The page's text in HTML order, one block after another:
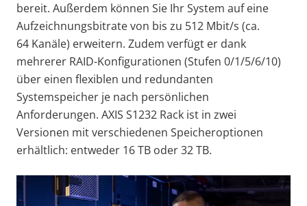
bereit. Außerdem können Sie Ihr System auf eine
Aufzeichnungsbitrate von bis zu 512 Mbit/s (ca.
64 Kanäle) erweitern. Zudem verfügt er dank
mehrerer RAID-Konfigurationen (Stufen 0/1/5/6/10)
über einen flexiblen und redundanten
Systemspeicher je nach persönlichen
Anforderungen. AXIS S1232 Rack ist in zwei
Versionen mit verschiedenen Speicheroptionen
erhältlich: entweder 16 TB oder 32 TB.